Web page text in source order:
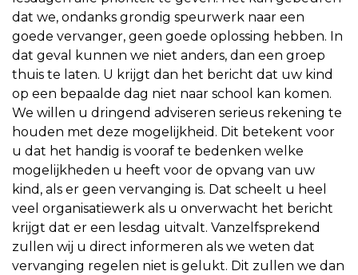
dat we, ondanks grondig speurwerk naar een
goede vervanger, geen goede oplossing hebben. In
dat geval kunnen we niet anders, dan een groep
thuis te laten. U krijgt dan het bericht dat uw kind
op een bepaalde dag niet naar school kan komen.
We willen u dringend adviseren serieus rekening te
houden met deze mogelijkheid. Dit betekent voor
u dat het handig is vooraf te bedenken welke
mogelijkheden u heeft voor de opvang van uw
kind, als er geen vervanging is. Dat scheelt u heel
veel organisatiewerk als u onverwacht het bericht
krijgt dat er een lesdag uitvalt. Vanzelfsprekend
zullen wij u direct informeren als we weten dat
vervanging regelen niet is gelukt. Dit zullen we dan